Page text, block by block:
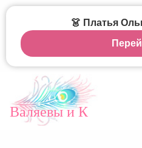
Валяевы и К
👗 Платья